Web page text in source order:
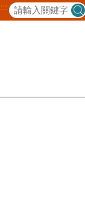
:::